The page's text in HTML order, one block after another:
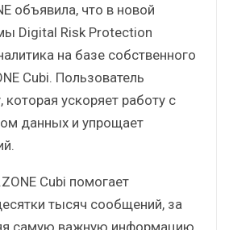
объявила, что в новой
Digital Risk Protection
на базе собственного
Cubi. Пользователь
которая ускоряет работу с
данных и упрощает
Cubi помогает
тысяч сообщений, за
самую важную информацию.